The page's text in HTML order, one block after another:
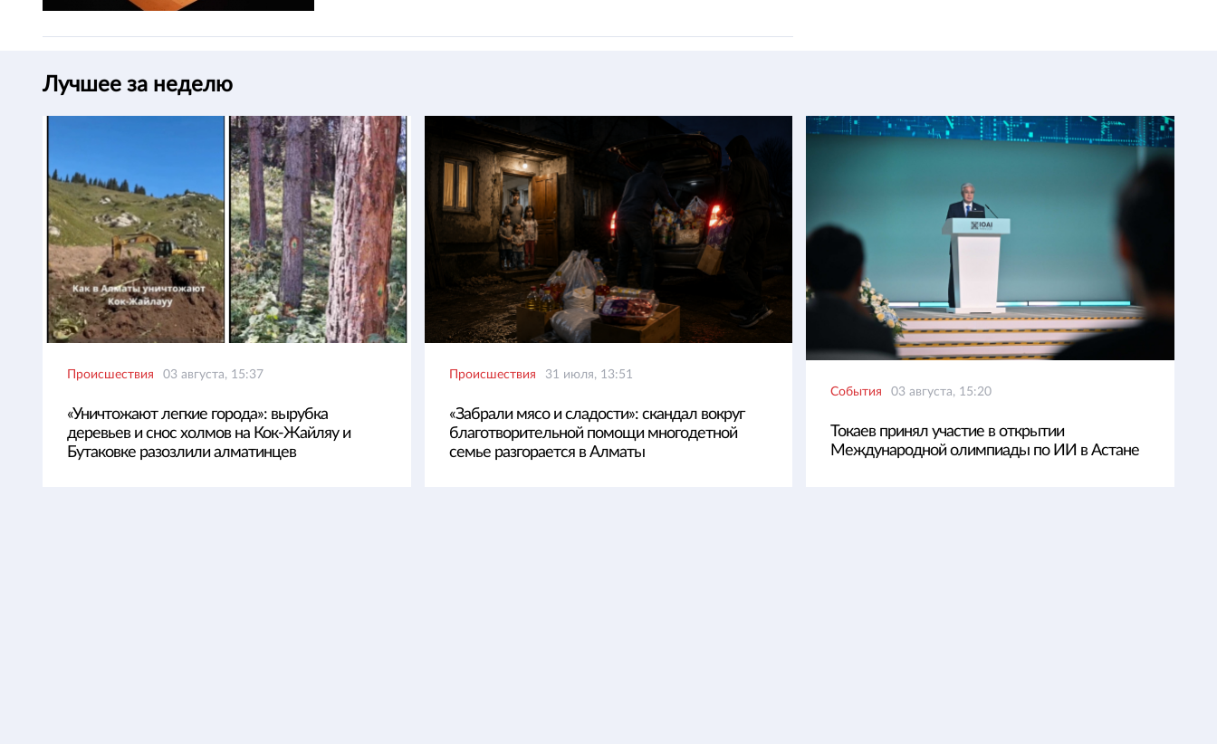
Лучшее за неделю
Происшествия 03 августа, 15:37
«Уничтожают легкие города»: вырубка
деревьев и снос холмов на Кок-Жайляу и
Бутаковке разозлили алматинцев
Происшествия 31 июля, 13:51
«Забрали мясо и сладости»: скандал вокруг
благотворительной помощи многодетной
семье разгорается в Алматы
События 03 августа, 15:20
Токаев принял участие в открытии
Международной олимпиады по ИИ в Астане